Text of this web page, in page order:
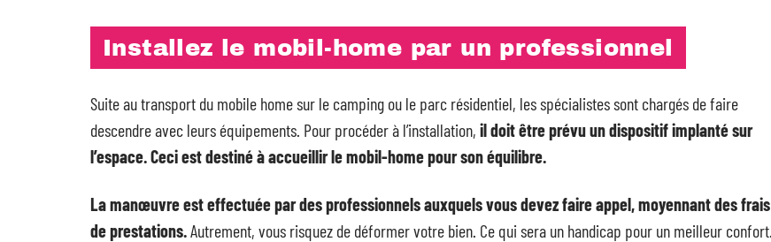
Installez le mobil-home par un professionnel
Suite au transport du mobile home sur le camping ou le parc résidentiel, les spécialistes sont chargés de faire
descendre avec leurs équipements. Pour procéder à l’installation, il doit être prévu un dispositif implanté sur
l’espace. Ceci est destiné à accueillir le mobil-home pour son équilibre.
La manœuvre est effectuée par des professionnels auxquels vous devez faire appel, moyennant des frais
de prestations.Autrement, vous risquez de déformer votre bien. Ce qui sera un handicap pour un meilleur confort.